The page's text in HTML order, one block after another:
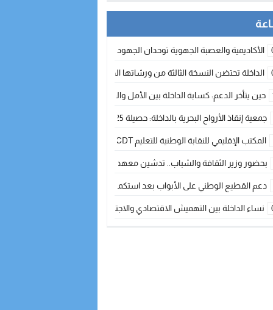
الأكاديمية والعصبة الجهوية توحدان الجهود لتطوير الممارسة الكروية بجهة
الداخلة تحتضن النسخة الثالثة من ورشاتها الدولية: تكوين متخصص في التراث
حين يتأخر الدعم: كسابة الداخلة بين الأمل والقلق ؟
جمعية إنقاذ الأرواح البحرية بالداخلة: حصيلة 2025 بين مهام الإنقاذ ومشروع “دار البحار”
المكتب الإقليمي للنقابة الوطنية للتعليم CDT يجتمع مع المدير الإقليمي لمناقشة ملفات جوهرية لنساء ورجال التعليم
بحضور وزير الثقافة والشباب.. تدشين معهد الموسيقى والفنون الكوريغرافية بالداخلة
دعم القطيع الوطني على الأبواب بعد استكمال الترقيم… الفلاحة المغربية
نساء الداخلة بين التهميش الاقتصادي والاجتماعي… في المؤسسات الإنتاجية